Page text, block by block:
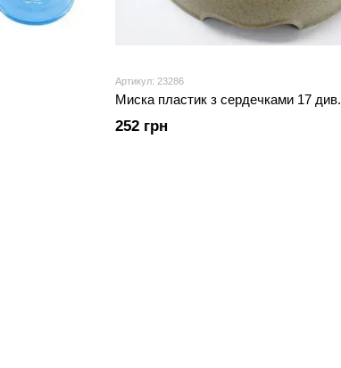
Артикул: 23286
Миска пластик з сердечками 17 див.
252 грн